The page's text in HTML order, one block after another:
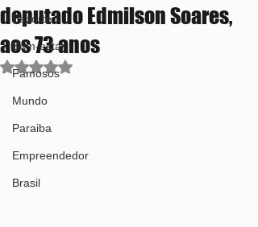
Esporte
Bem-estar
Famosos
Mundo
Paraiba
Empreendedor
Brasil
deputado Edmilson Soares,
aos 73 anos
Avaliado com NaN de 5 estrelas.